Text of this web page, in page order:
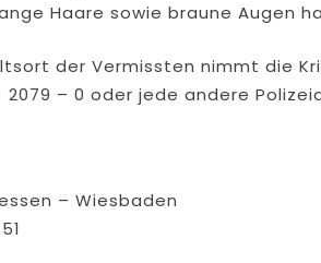
Haare sowie braune Augen
der Vermissten nimmt die
2079 – 0 oder jede andere
– Wiesbaden